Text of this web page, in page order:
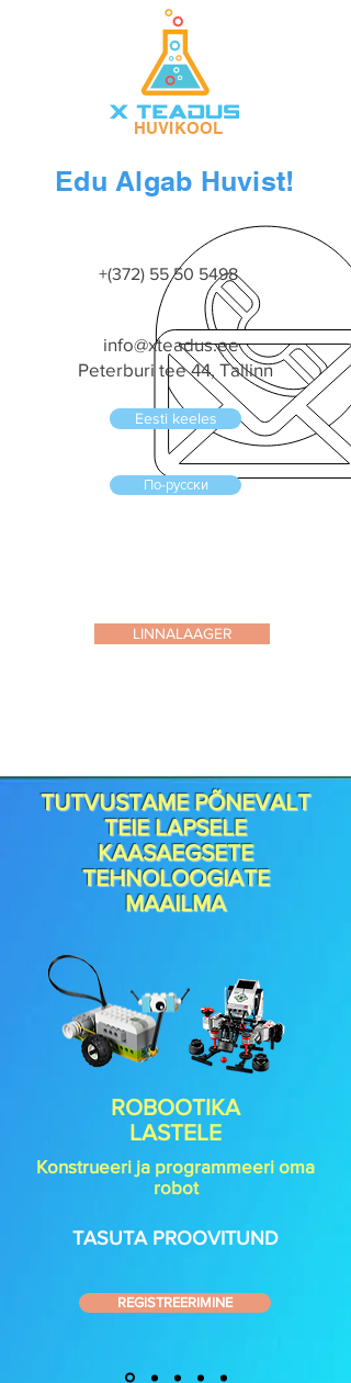
HUVIKOOL
Edu Algab Huvist!
+(372) 55 50 5498
info@xteadus.ee
Peterburi tee 44, Tallinn
Eesti keeles
По-русски
LINNALAAGER
TUTVUSTAME PÕNEVALT
TEIE LAPSELE
KAASAEGSETE
TEHNOLOOGIATE
MAAILMA
ROBOOTIKA
LASTELE
Konstrueeri ja programmeeri oma
robot
TASUTA PROOVITUND
REGISTREERIMINE